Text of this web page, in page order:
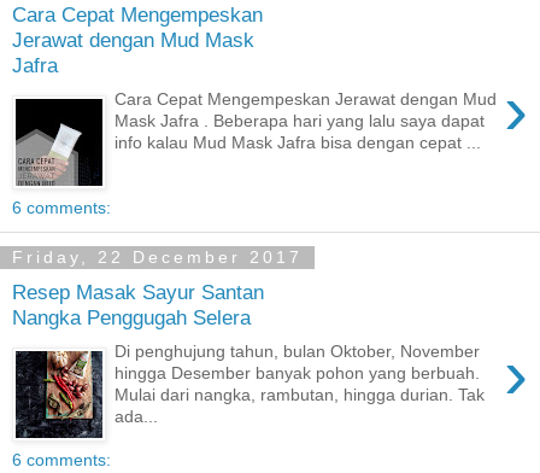
Cara Cepat Mengempeskan
Jerawat dengan Mud Mask
Jafra
›
Cara Cepat Mengempeskan Jerawat dengan Mud
Mask Jafra . Beberapa hari yang lalu saya dapat
info kalau Mud Mask Jafra bisa dengan cepat ...
6 comments:
Friday, 22 December 2017
Resep Masak Sayur Santan
Nangka Penggugah Selera
›
Di penghujung tahun, bulan Oktober, November
hingga Desember banyak pohon yang berbuah.
Mulai dari nangka, rambutan, hingga durian. Tak
ada...
6 comments: